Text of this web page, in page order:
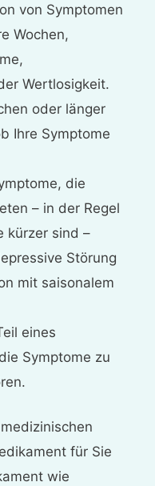
von Symptomen
Wochen,
Wertlosigkeit.
oder länger
Ihre Symptome
die
– in der Regel
kürzer sind –
Störung
mit saisonalem
eines
Symptome zu
für Sie
wie